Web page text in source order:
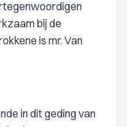
bij de
is mr. Van
in dit geding van